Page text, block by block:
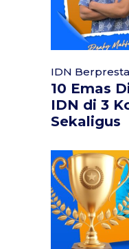
IDN
10 Emas
IDN di 3
Sekaligus